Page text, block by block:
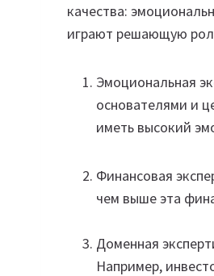
качества:
играют решающую
Эмоциональная
основателями и
иметь высокий
Финансовая
чем выше эта
Доменная
Например,